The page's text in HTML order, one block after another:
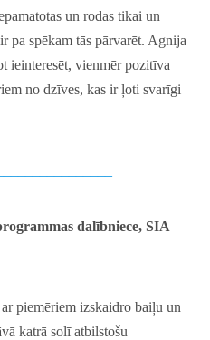
un rodas tikai un
pa spēkam tās pārvarēt. Agnija
ieinteresēt, vienmēr pozitīva
no dzīves, kas ir ļoti svarīgi
dalībniece, SIA
piemēriem izskaidro baiļu un
katrā solī atbilstošu